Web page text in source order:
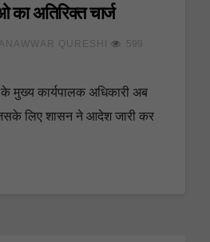
का अतिरिक्त चार्ज
QURESHI 599
मुख्य कार्यपालक अधिकारी अब
लिए शासन ने आदेश जारी कर